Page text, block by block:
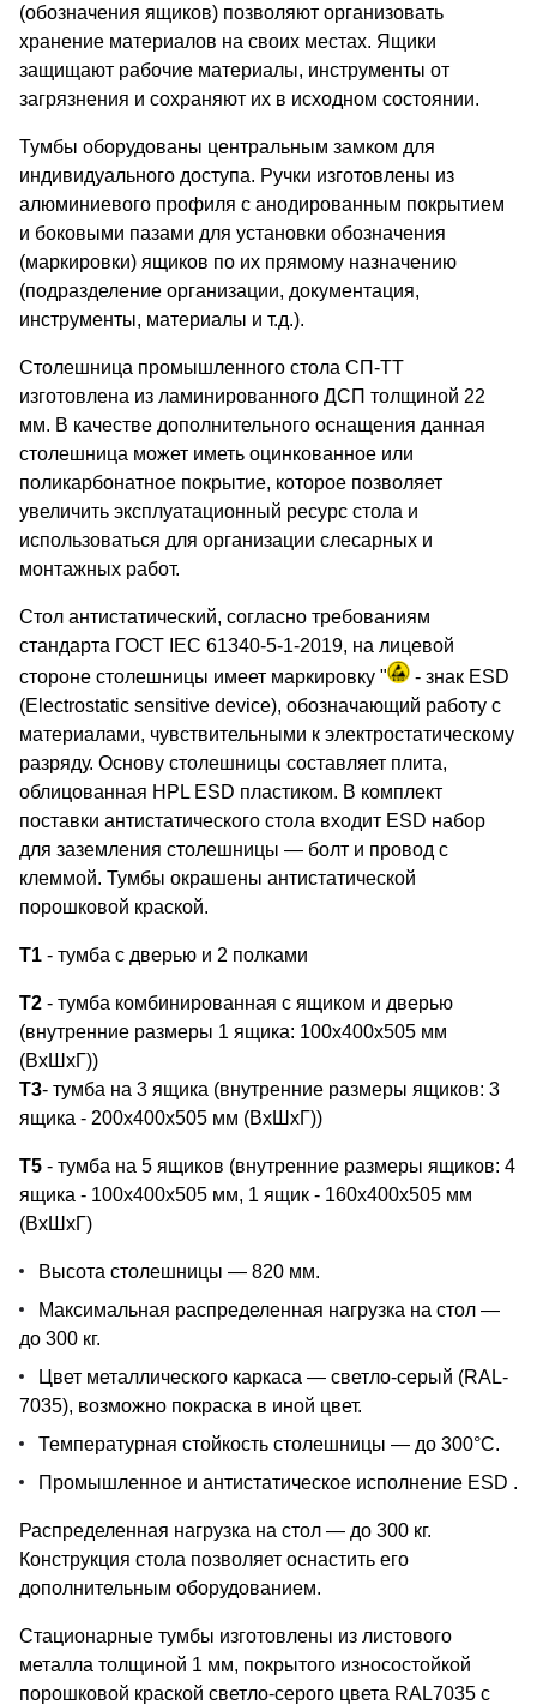
(обозначения ящиков) позволяют организовать
хранение материалов на своих местах. Ящики
защищают рабочие материалы, инструменты от
загрязнения и сохраняют их в исходном состоянии.
Тумбы оборудованы центральным замком для
индивидуального доступа. Ручки изготовлены из
алюминиевого профиля с анодированным покрытием
и боковыми пазами для установки обозначения
(маркировки) ящиков по их прямому назначению
(подразделение организации, документация,
инструменты, материалы и т.д.).
Столешница промышленного стола СП-ТТ
изготовлена из ламинированного ДСП толщиной 22
мм. В качестве дополнительного оснащения данная
столешница может иметь оцинкованное или
поликарбонатное покрытие, которое позволяет
увеличить эксплуатационный ресурс стола и
использоваться для организации слесарных и
монтажных работ.
Стол антистатический, согласно требованиям
стандарта ГОСТ IEC 61340-5-1-2019, на лицевой
стороне столешницы имеет маркировку "
- знак ESD
(Electrostatic sensitive device), обозначающий работу с
материалами, чувствительными к электростатическому
разряду. Основу столешницы составляет плита,
облицованная HPL ESD пластиком. В комплект
поставки антистатического стола входит ESD набор
для заземления столешницы — болт и провод с
клеммой. Тумбы окрашены антистатической
порошковой краской.
Т1 - тумба с дверью и 2 полками
Т2 - тумба комбинированная с ящиком и дверью
(внутренние размеры 1 ящика: 100х400х505 мм
(ВхШхГ))
Т3- тумба на 3 ящика (внутренние размеры ящиков: 3
ящика - 200х400х505 мм (ВхШхГ))
Т5 - тумба на 5 ящиков (внутренние размеры ящиков: 4
ящика - 100х400х505 мм, 1 ящик - 160х400х505 мм
(ВхШхГ)
Высота столешницы — 820 мм.
Максимальная распределенная нагрузка на стол —
до 300 кг.
Цвет металлического каркаса — светло-серый (RAL-
7035), возможно покраска в иной цвет.
Температурная стойкость столешницы — до 300°С.
Промышленное и антистатическое исполнение ESD .
Распределенная нагрузка на стол — до 300 кг.
Конструкция стола позволяет оснастить его
дополнительным оборудованием.
Стационарные тумбы изготовлены из листового
металла толщиной 1 мм, покрытого износостойкой
порошковой краской светло-серого цвета RAL7035 с